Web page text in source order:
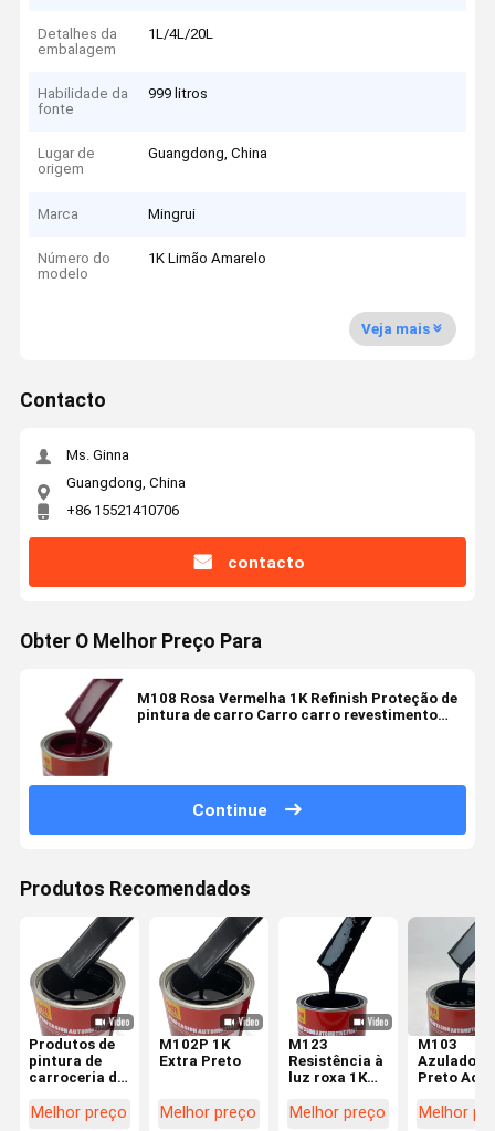
Detalhes da
embalagem
1L/4L/20L
Habilidade da
fonte
999 litros
Lugar de
origem
Guangdong, China
Marca Mingrui
Número do
modelo
1K Limão Amarelo
Veja mais
Contacto
Ms. Ginna
Guangdong, China
+86 15521410706
contacto
Obter O Melhor Preço Para
M108 Rosa Vermelha 1K Refinish Proteção de
pintura de carro Carro carro revestimento
Continue
Produtos Recomendados
Produtos de
pintura de
carroceria de
1k pintura
Melhor preço
M102P 1K
Extra Preto
Melhor preço
M123
Resistência à
luz roxa 1K
de pintura
Melhor preço
M103
Azulado
Preto
Paint 1K
Melhor